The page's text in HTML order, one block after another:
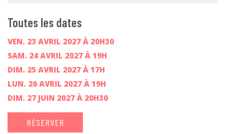
Toutes les dates
VEN. 23 AVRIL 2027 À 20H30
SAM. 24 AVRIL 2027 À 19H
DIM. 25 AVRIL 2027 À 17H
LUN. 26 AVRIL 2027 À 19H
DIM. 27 JUIN 2027 À 20H30
RÉSERVER